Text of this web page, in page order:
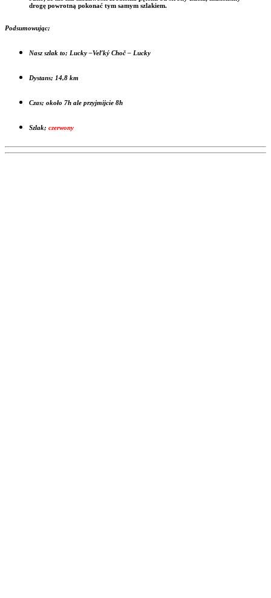
drogę powrotną pokonać tym samym szlakiem.
Podsumowując;
Nasz szlak to; Lucky –Veľký Choč – Lucky
Dystans; 14,8 km
Czas; około 7h ale przyjmijcie 8h
Szlak; czerwony